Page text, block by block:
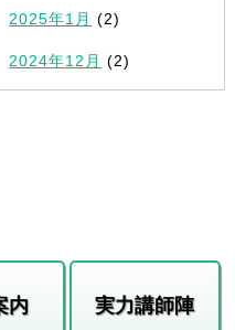
2025年1月 (2)
2024年12月 (2)
内 実力講師陣